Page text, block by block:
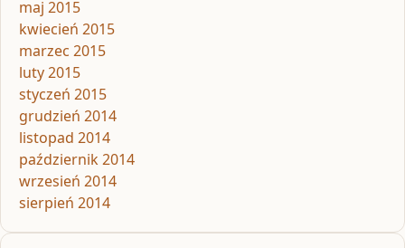
maj 2015
kwiecień 2015
marzec 2015
luty 2015
styczeń 2015
grudzień 2014
listopad 2014
październik 2014
wrzesień 2014
sierpień 2014